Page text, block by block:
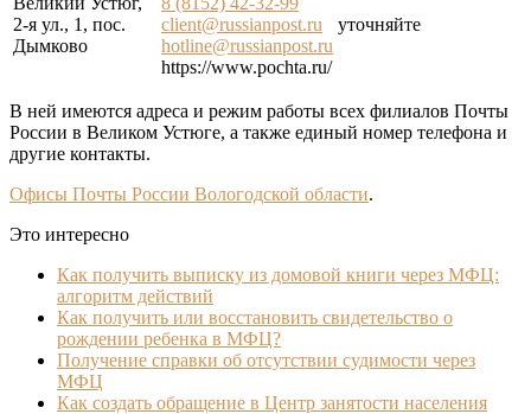
2-я ул., 1, пос.
Дымково
client@russianpost.ru
hotline@russianpost.ru
https://www.pochta.ru/
уточняйте
В ней имеются адреса и режим работы всех филиалов Почты
России в Великом Устюге, а также единый номер телефона и
другие контакты.
Офисы Почты России Вологодской области.
Это интересно
Как получить выписку из домовой книги через МФЦ:
алгоритм действий
Как получить или восстановить свидетельство о
рождении ребенка в МФЦ?
Получение справки об отсутствии судимости через
МФЦ
Как создать обращение в Центр занятости населения